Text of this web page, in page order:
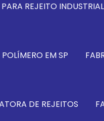
REJEITO INDUSTRIAL
EM SP
DE REJEITOS